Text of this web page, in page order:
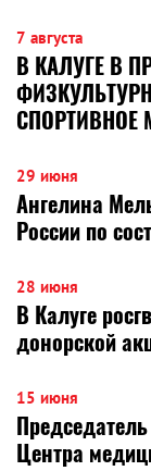
7 августа
В КАЛУГЕ В
СПОРТИВНОЕ
29 июня
Ангелина
России по
28 июня
В Калуге
донорской
15 июня
Центра